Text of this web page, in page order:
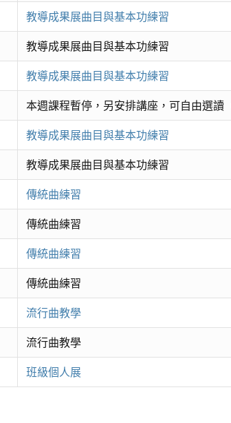
教導成果展曲目與基本功練習
教導成果展曲目與基本功練習
教導成果展曲目與基本功練習
本週課程暫停，另安排講座，可自由選讀
教導成果展曲目與基本功練習
教導成果展曲目與基本功練習
傳統曲練習
傳統曲練習
傳統曲練習
傳統曲練習
流行曲教學
流行曲教學
班級個人展